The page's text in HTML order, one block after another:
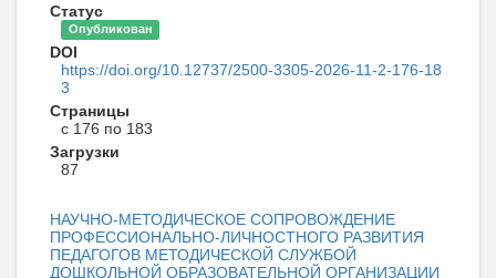
Статус
Опубликован
DOI
https://doi.org/10.12737/2500-3305-2026-11-2-176-18
3
Страницы
с 176 по 183
Загрузки
87
НАУЧНО-МЕТОДИЧЕСКОЕ СОПРОВОЖДЕНИЕ
ПРОФЕССИОНАЛЬНО-ЛИЧНОСТНОГО РАЗВИТИЯ
ПЕДАГОГОВ МЕТОДИЧЕСКОЙ СЛУЖБОЙ
ДОШКОЛЬНОЙ ОБРАЗОВАТЕЛЬНОЙ ОРГАНИЗАЦИИ